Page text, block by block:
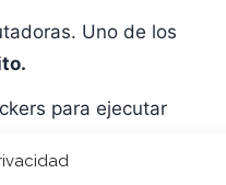
Uno de los
para ejecutar